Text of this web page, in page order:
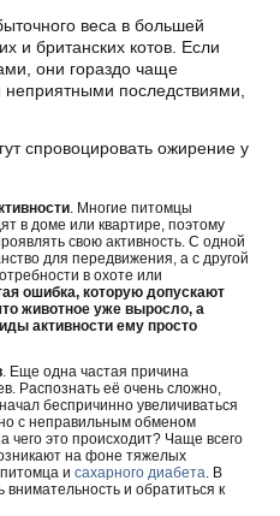
веса в большей
и британских котов. Если
они гораздо чаще
последствиями,
спровоцировать ожирение у
. Многие питомцы
в доме или квартире, поэтому
свою активность. С одной
для передвижения, а с другой
в охоте или
ошибка, которую допускают
животное уже выросло, а
активности ему просто
. Еще одна частая причина
Распознать её очень сложно,
беспричинно увеличиваться
с неправильным обменом
чего это происходит? Чаще всего
на фоне тяжелых
и сахарного диабета. В
и обратиться к